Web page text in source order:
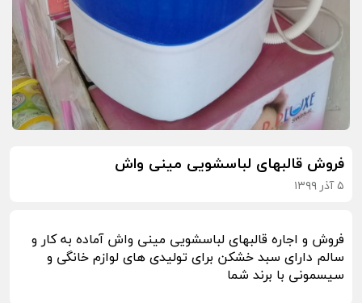
فروش قالبهای لباسشویی مینی واش
۵ آذر ۱۳۹۹
فروش و اجاره قالبهای لباسشویی مینی واش آماده به کار و
سالم دارای سبد خشکن برای تولیدی های لوازم خانگی و
سیسمونی با برند شما